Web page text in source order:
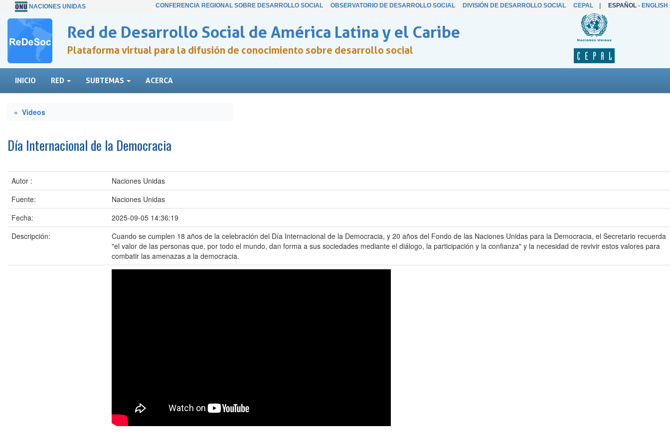
NACIONES UNIDAS CONFERENCIA REGIONAL SOBRE DESARROLLO SOCIAL OBSERVATORIO DE DESARROLLO SOCIAL DIVISIÓN DE DESARROLLO SOCIAL CEPAL| ESPAÑOL- ENGLISH
Red de Desarrollo Social de América Latina y el Caribe
Plataforma virtual para la difusión de conocimiento sobre desarrollo social
INICIO RED SUBTEMAS ACERCA
« Videos
Día Internacional de la Democracia
Autor :
Naciones Unidas
Fuente:
Naciones Unidas
Fecha:
2025-09-05 14:36:19
Descripción:
Cuando se cumplen 18 años de la celebración del Día Internacional de la Democracia, y 20 años del Fondo de las Naciones Unidas para la Democracia, el Secretario recuerda
"el valor de las personas que, por todo el mundo, dan forma a sus sociedades mediante el diálogo, la participación y la confianza" y la necesidad de revivir estos valores para
combatir las amenazas a la democracia.